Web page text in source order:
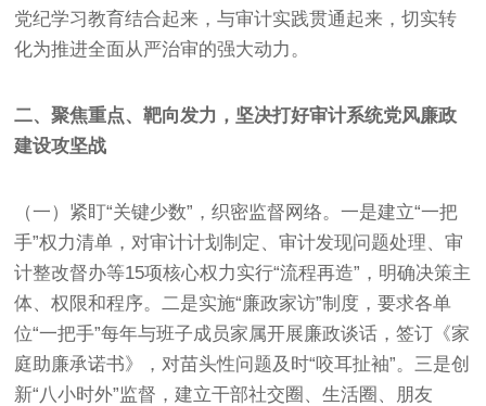
党纪学习教育结合起来，与审计实践贯通起来，切实转
化为推进全面从严治审的强大动力。
二、聚焦重点、靶向发力，坚决打好审计系统党风廉政
建设攻坚战
（一）紧盯“关键少数”，织密监督网络。一是建立“一把
手”权力清单，对审计计划制定、审计发现问题处理、审
计整改督办等15项核心权力实行“流程再造”，明确决策主
体、权限和程序。二是实施“廉政家访”制度，要求各单
位“一把手”每年与班子成员家属开展廉政谈话，签订《家
庭助廉承诺书》，对苗头性问题及时“咬耳扯袖”。三是创
新“八小时外”监督，建立干部社交圈、生活圈、朋友